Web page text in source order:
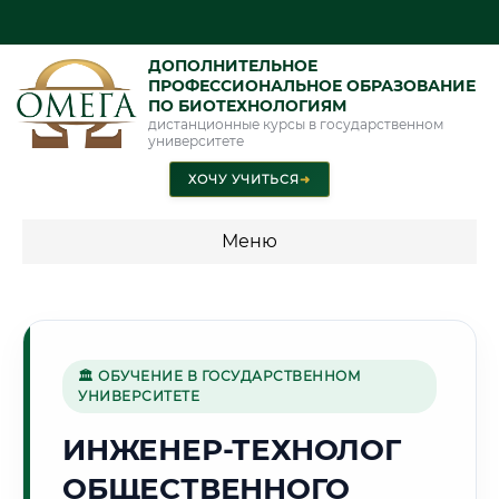
ДОПОЛНИТЕЛЬНОЕ
ПРОФЕССИОНАЛЬНОЕ ОБРАЗОВАНИЕ
ПО БИОТЕХНОЛОГИЯМ
дистанционные курсы в государственном
университете
ХОЧУ УЧИТЬСЯ➜
Меню
🌲
Г. СЫКТЫВКАР
🏛 ОБУЧЕНИЕ В ГОСУДАРСТВЕННОМ
УНИВЕРСИТЕТЕ
ИНЖЕНЕР-ТЕХНОЛОГ
ОБЩЕСТВЕННОГО